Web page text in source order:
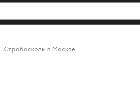
Стробоскопы в Москве